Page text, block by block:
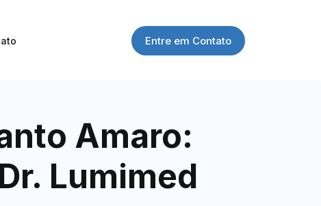
Entre em Contato
Amaro:
Lumimed